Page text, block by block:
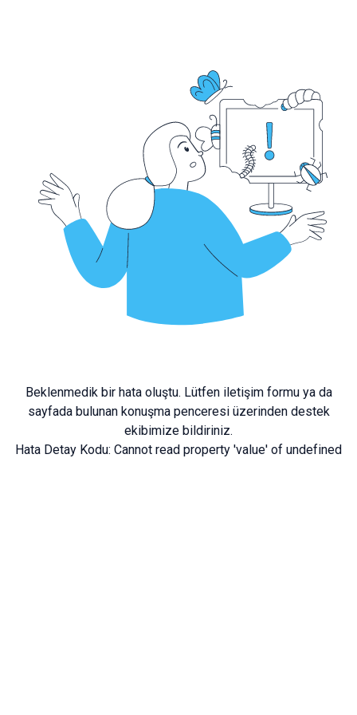
Beklenmedik bir hata oluştu. Lütfen iletişim formu ya da
sayfada bulunan konuşma penceresi üzerinden destek
ekibimize bildiriniz.
Hata Detay Kodu: Cannot read property 'value' of undefined